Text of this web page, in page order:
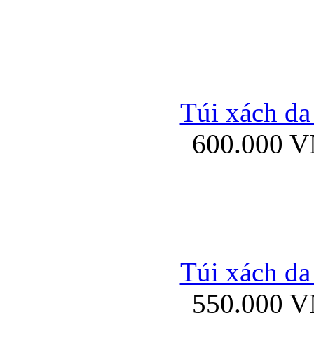
Bao da iPhone 5
Túi xách
600.000
Túi xách
550.000